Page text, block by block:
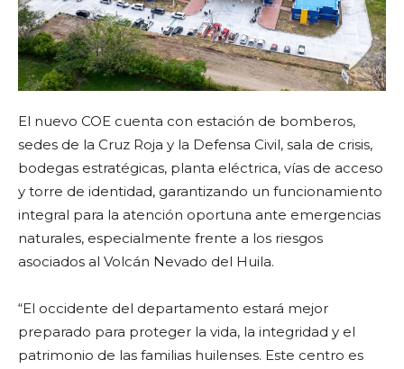
El nuevo COE cuenta con estación de bomberos,
sedes de la Cruz Roja y la Defensa Civil, sala de crisis,
bodegas estratégicas, planta eléctrica, vías de acceso
y torre de identidad, garantizando un funcionamiento
integral para la atención oportuna ante emergencias
naturales, especialmente frente a los riesgos
asociados al Volcán Nevado del Huila.
“El occidente del departamento estará mejor
preparado para proteger la vida, la integridad y el
patrimonio de las familias huilenses. Este centro es